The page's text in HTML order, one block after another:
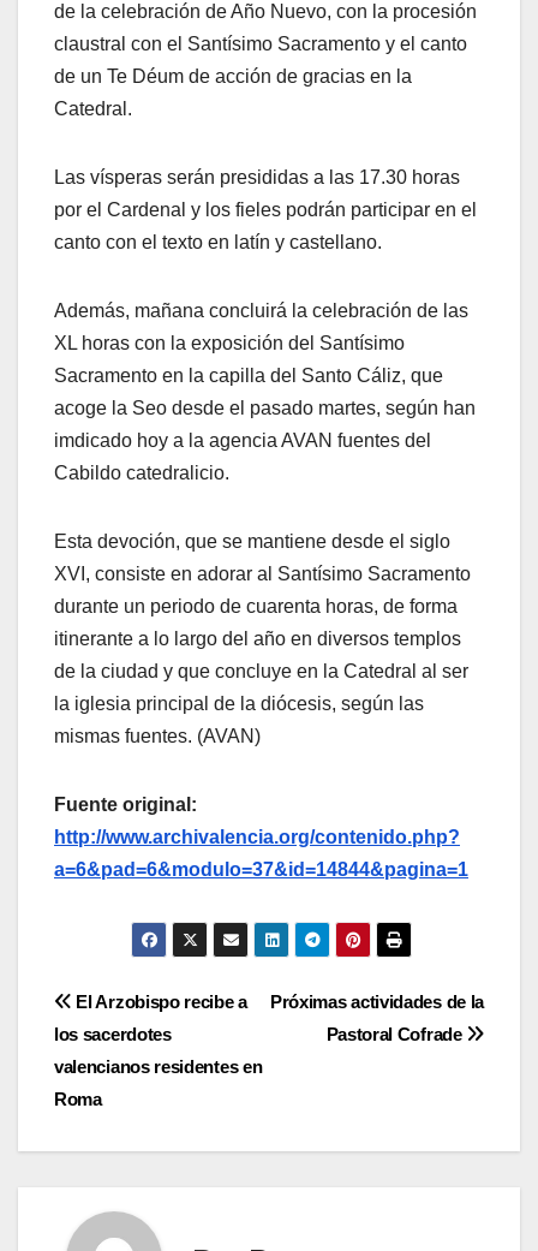
de la celebración de Año Nuevo, con la procesión
claustral con el Santísimo Sacramento y el canto
de un Te Déum de acción de gracias en la
Catedral.
Las vísperas serán presididas a las 17.30 horas
por el Cardenal y los fieles podrán participar en el
canto con el texto en latín y castellano.
Además, mañana concluirá la celebración de las
XL horas con la exposición del Santísimo
Sacramento en la capilla del Santo Cáliz, que
acoge la Seo desde el pasado martes, según han
imdicado hoy a la agencia AVAN fuentes del
Cabildo catedralicio.
Esta devoción, que se mantiene desde el siglo
XVI, consiste en adorar al Santísimo Sacramento
durante un periodo de cuarenta horas, de forma
itinerante a lo largo del año en diversos templos
de la ciudad y que concluye en la Catedral al ser
la iglesia principal de la diócesis, según las
mismas fuentes. (AVAN)
Fuente original:
http://www.archivalencia.org/contenido.php?
a=6&pad=6&modulo=37&id=14844&pagina=1
Navegación
de
entradas
Próximas actividades de la
Pastoral Cofrade
El Arzobispo recibe a
los sacerdotes
valencianos residentes en
Roma